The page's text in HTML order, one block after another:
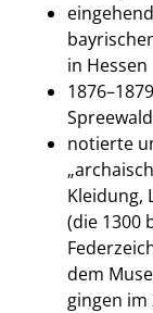
in Hessen
notierte
Kleidung,
(die 1300
dem
gingen